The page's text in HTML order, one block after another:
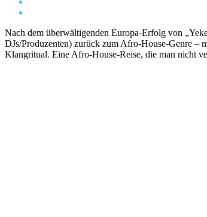
Nach dem überwältigenden Europa-Erfolg von
DJs/Produzenten) zurück zum Afro-House-Genre –
Klangritual. Eine Afro-House-Reise, die man nicht